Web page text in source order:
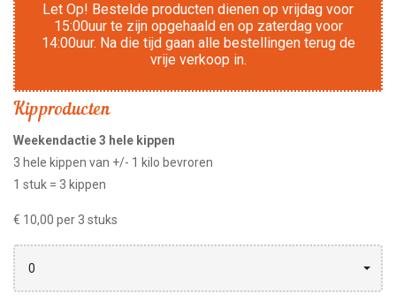
Let Op! Bestelde producten dienen op vrijdag voor
15:00uur te zijn opgehaald en op zaterdag voor
14:00uur. Na die tijd gaan alle bestellingen terug de
vrije verkoop in.
Kipproducten
Weekendactie 3 hele kippen
3 hele kippen van +/- 1 kilo bevroren
1 stuk = 3 kippen
€ 10,00 per 3 stuks
0